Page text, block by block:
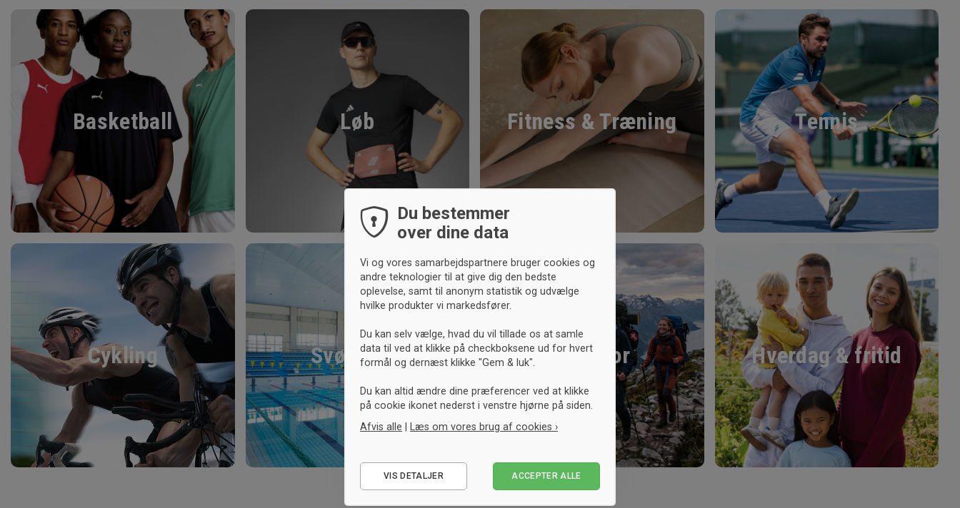
Basketball Løb Fitness & Træning Tennis
Cykling Svømning Outdoor Hverdag & fritid
Du bestemmer
over dine data
Vi og vores samarbejdspartnere bruger cookies og
andre teknologier til at give dig den bedste
oplevelse, samt til anonym statistik og udvælge
hvilke produkter vi markedsfører.
Du kan selv vælge, hvad du vil tillade os at samle
data til ved at klikke på checkboksene ud for hvert
formål og dernæst klikke "Gem & luk".
Du kan altid ændre dine præferencer ved at klikke
på cookie ikonet nederst i venstre hjørne på siden.
Afvis alle | Læs om vores brug af cookies ›
Statistiske
VIS DETALJER ACCEPTER ALLE